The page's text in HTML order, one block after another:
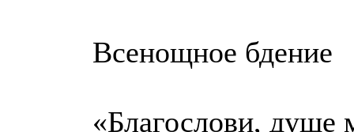
Всенощное бдение
«Благослови, душе